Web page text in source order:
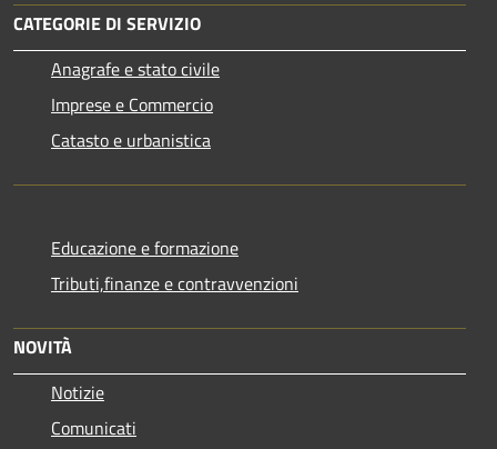
CATEGORIE DI SERVIZIO
Anagrafe e stato civile
Imprese e Commercio
Catasto e urbanistica
Educazione e formazione
Tributi,finanze e contravvenzioni
NOVITÀ
Notizie
Comunicati